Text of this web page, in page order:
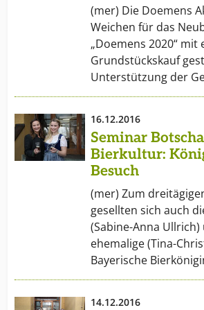
(mer) Die Doemens
Weichen für das
„Doemens 2020“ mit
Grundstückskauf
Unterstützung der
16.12.2016
Seminar
Bierkultur:
Besuch
(mer) Zum
gesellten sich auch
(Sabine-Anna Ullrich)
ehemalige (Tina-
Bayerische
14.12.2016